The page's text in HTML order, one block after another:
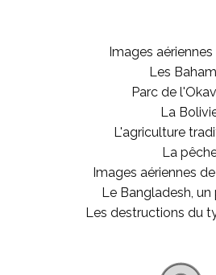
Images
Les
Parc de
La
L'agriculture
La
Images aériennes
Le Bangladesh, un
Les destructions du